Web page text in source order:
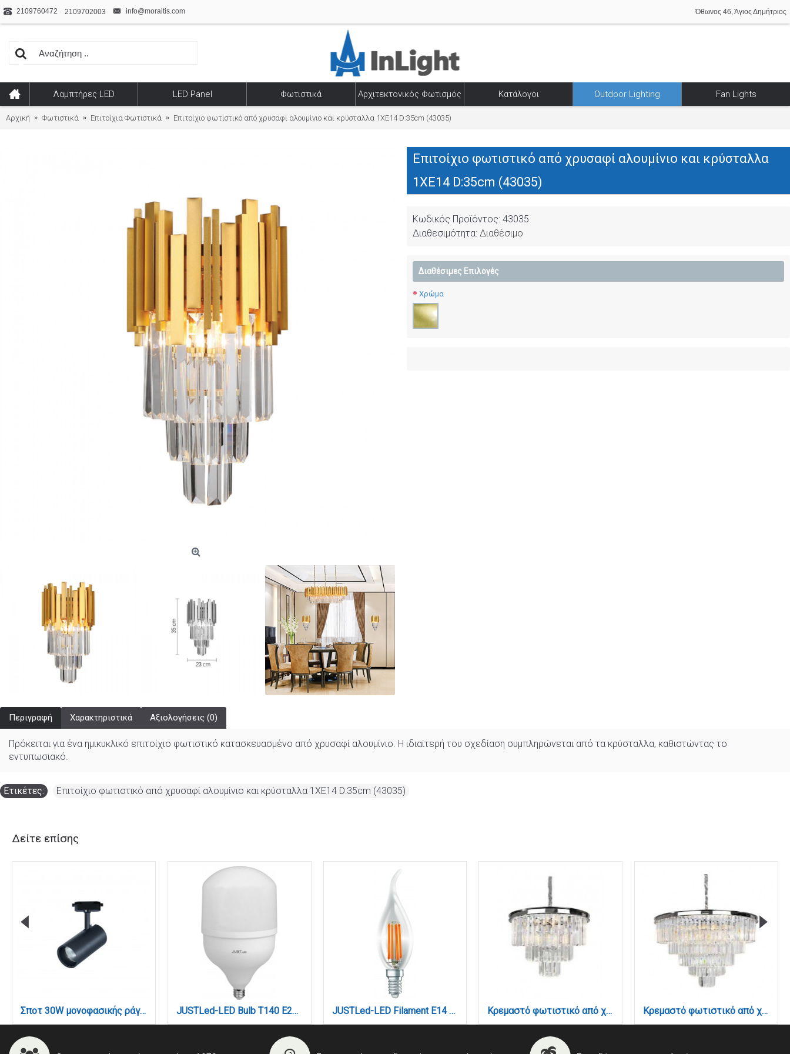
2109760472 2109702003 info@moraitis.com Όθωνος 46, Άγιος Δημήτριος
Λαμπτήρες LED LED Panel Φωτιστικά Αρχιτεκτονικός Φωτισμός Κατάλογοι Outdoor Lighting Fan Lights
Αρχική Φωτιστικά Επιτοίχια Φωτιστικά Επιτοίχιο φωτιστικό από χρυσαφί αλουμίνιο και κρύσταλλα 1XE14 D:35cm (43035)
Επιτοίχιο φωτιστικό από χρυσαφί αλουμίνιο και κρύσταλλα
1XE14 D:35cm (43035)
Κωδικός Προϊόντος: 43035
Διαθεσιμότητα: Διαθέσιμο
Διαθέσιμες Επιλογές
Χρώμα
Περιγραφή Χαρακτηριστικά Αξιολογήσεις (0)
Πρόκειται για ένα ημικυκλικό επιτοίχιο φωτιστικό κατασκευασμένο από χρυσαφί αλουμίνιο. Η ιδιαίτερή του σχεδίαση συμπληρώνεται από τα κρύσταλλα, καθιστώντας το
εντυπωσιακό.
Ετικέτες: Επιτοίχιο φωτιστικό από χρυσαφί αλουμίνιο και κρύσταλλα 1XE14 D:35cm (43035)
Δείτε επίσης
Σποτ 30W μονοφασικής ράγας σε μαύρο χρώμα (T1-05600-Black) JUSTLed-LED Bulb T140 E27 50W 6000K Ψυχρό (B271450013) JUSTLed-LED Filament Ε14 C35L 6W 3000K Θερμό (B143506301) Κρεμαστό φωτιστικό από χρώμιο αλουμίνιο και κρύσταλλα 6 X E14 D:50cm (6113-6) Κρεμαστό φωτιστικό από χρώμιο αλουμίνιο και κρύσταλλα 15 X E14 D:80cm (6113-15)